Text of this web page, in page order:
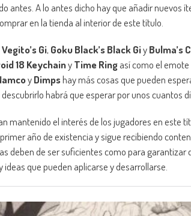
antes. A lo antes dicho hay que añadir nuevos
en la tienda al interior de este título.
Vegito’s Gi, Goku Black’s Black GiyBulma’s
18 KeychainyTime Ringasí como el emote
yDimpshay más cosas que pueden
descubrirlo habrá que esperar por unos cuantos
mantenido el interés de los jugadores en este
año de existencia y sigue recibiendo
deben de ser suficientes como para
ideas que pueden aplicarse y desarrollarse.